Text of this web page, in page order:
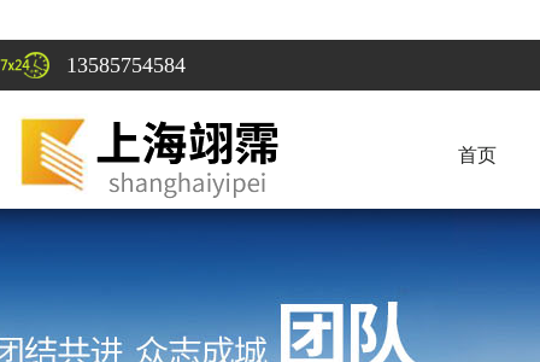
13585754584
首页